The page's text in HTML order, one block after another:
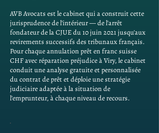
AVB Avocats est le cabinet qui a construit cette
jurisprudence de l'intérieur — de l'arrêt
fondateur de la CJUE du 10 juin 2021 jusqu'aux
revirements successifs des tribunaux français.
Pour chaque annulation prêt en franc suisse
CHF avec réparation préjudice à Viry, le cabinet
conduit une analyse gratuite et personnalisée
du contrat de prêt et déploie une stratégie
judiciaire adaptée à la situation de
l'emprunteur, à chaque niveau de recours.